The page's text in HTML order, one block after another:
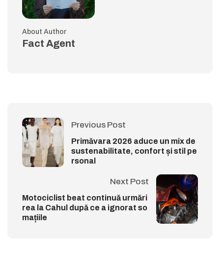
About Author
Fact Agent
Previous Post
Primăvara 2026 aduce un mix de
sustenabilitate, confort și stil pe
rsonal
Next Post
Motociclist beat continuă urmări
rea la Cahul după ce a ignorat so
mațiile